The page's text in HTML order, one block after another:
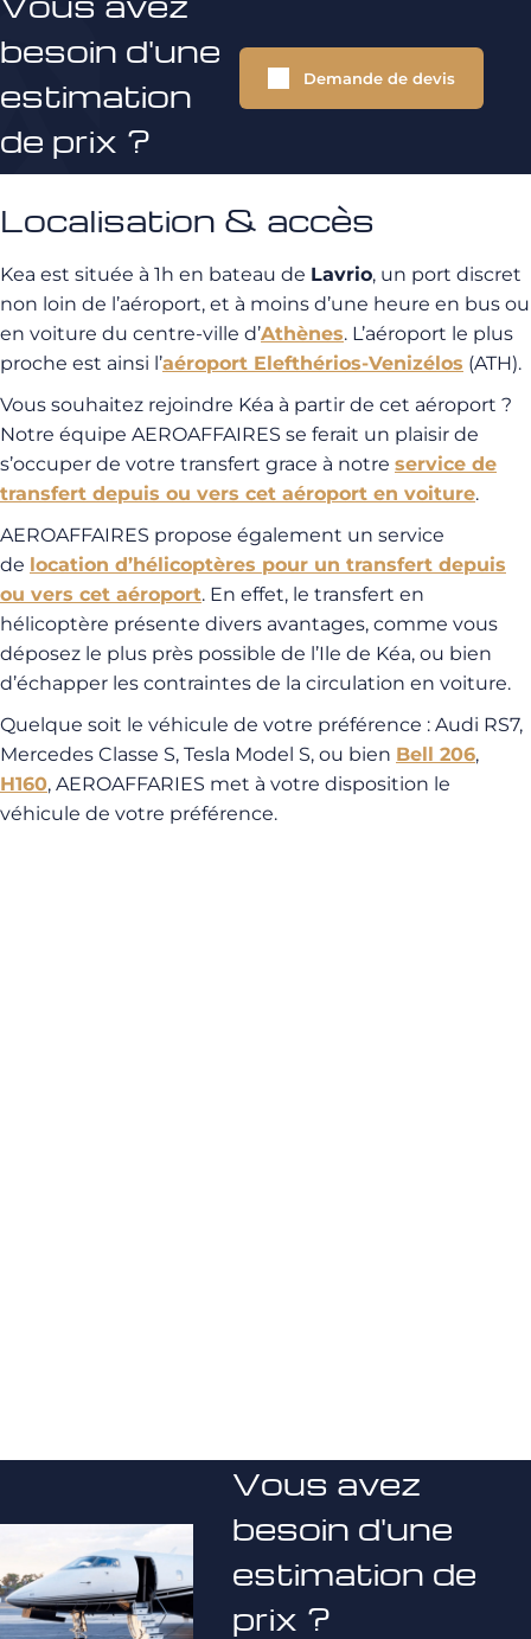
besoin d'une
estimation
de prix ?
Demande de devis
Localisation & accès
Kea est située à 1h en bateau de Lavrio, un port discret
non loin de l’aéroport, et à moins d’une heure en bus ou
en voiture du centre-ville d’Athènes. L’aéroport le plus
proche est ainsi l’aéroport Elefthérios-Venizélos (ATH).
Vous souhaitez rejoindre Kéa à partir de cet aéroport ?
Notre équipe AEROAFFAIRES se ferait un plaisir de
s’occuper de votre transfert grace à notre service de
transfert depuis ou vers cet aéroport en voiture.
AEROAFFAIRES propose également un service
de location d’hélicoptères pour un transfert depuis
ou vers cet aéroport. En effet, le transfert en
hélicoptère présente divers avantages, comme vous
déposez le plus près possible de l’Ile de Kéa, ou bien
d’échapper les contraintes de la circulation en voiture.
Quelque soit le véhicule de votre préférence : Audi RS7,
Mercedes Classe S, Tesla Model S, ou bien Bell 206,
H160, AEROAFFARIES met à votre disposition le
véhicule de votre préférence.
Vous avez
besoin d'une
estimation de
prix ?